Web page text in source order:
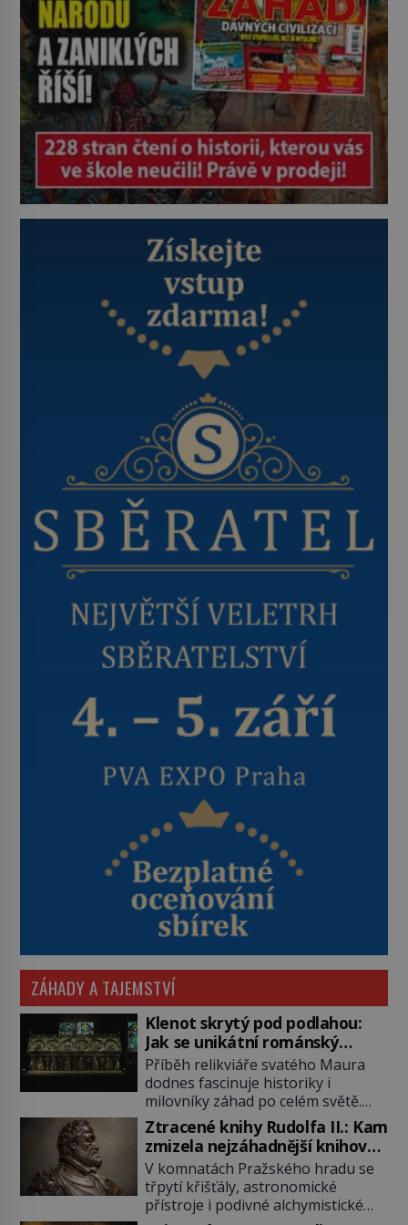
ZÁHADY A TAJEMSTVÍ
Klenot skrytý pod podlahou:
Jak se unikátní románský
poklad dostal do zapadlého
Bečova?
Příběh relikviáře svatého Maura
dodnes fascinuje historiky i
milovníky záhad po celém světě.
Tato románská zlatnická památka
ze 13. století je po českých
korunovačních klenotech druhým
nejcennějším movitým majetkem v
České republice. Přestože byl
klenot v roce 1985 po dramatickém
Ztracené knihy Rudolfa II.: Kam
zmizela nejzáhadnější knihovna
Evropy?
V komnatách Pražského hradu se
třpytí křišťály, astronomické
přístroje i podivné alchymistické